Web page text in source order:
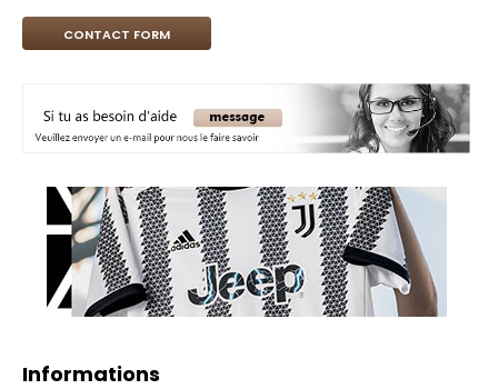
CONTACT FORM
Informations